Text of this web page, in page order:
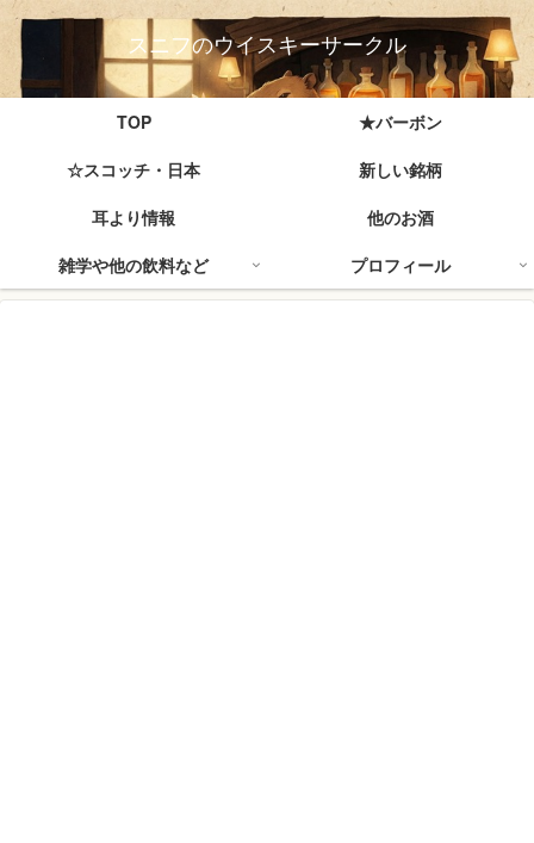
スニフのウイスキーサークル
TOP
★バーボン
☆スコッチ・日本
新しい銘柄
耳より情報
他のお酒
雑学や他の飲料など
プロフィール